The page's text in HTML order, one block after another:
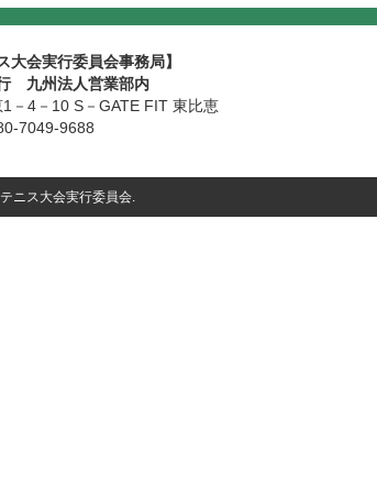
大会実行委員会事務局】
九州法人営業部内
－4－10 S－GATE FIT 東比恵
7049-9688
ニス大会実行委員会.